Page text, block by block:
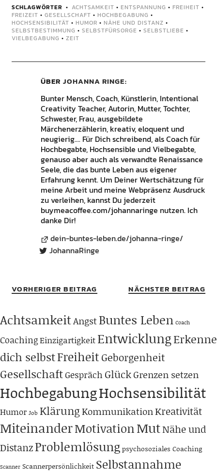
SCHLAGWÖRTER ACHTSAMKEIT • ENTSPANNUNG • FREIHEIT •
FREIZEIT • GESELLSCHAFT • HOCHBEGABUNG •
HOCHSENSIBILITÄT • HUMOR • NÄHE UND DISTANZ •
SELBSTBESTIMMUNG • SELBSTFÜRSORGE • SELBSTLIEBE •
VIELBEGABUNG • ZEIT
ÜBER JOHANNA RINGE
Bunter Mensch, Coach, Künstlerin, Intentional
Creativity Teacher, Autorin, Mutter, Tochter,
Schwester, Frau, ausgebildete
Märchenerzählerin, kreativ, eloquent und
neugierig.... Für Dich schreibend, als Coach für
Hochbegabte, Hochsensible und Vielbegabte,
genauso aber auch als verwandte Renaissance
Seele, die das bunte Leben aus eigener
Erfahrung kennt. Um Deiner Wertschätzung für
meine Arbeit und meine Webpräsenz Ausdruck
zu verleihen, kannst Du jederzeit
buymeacoffee.com/johannaringe nutzen. Ich
danke Dir!
dein-buntes-leben.de/johanna-ringe/
JohannaRinge
VORHERIGER BEITRAG NÄCHSTER BEITRAG
AchtsamkeitAngstBuntes Leben Coach
CoachingEinzigartigkeit EntwicklungErkenne
dich selbstFreiheit Geborgenheit
GesellschaftGespräch GlückGrenzen setzen
HochbegabungHochsensibilität
Humor Job KlärungKommunikationKreativität
MiteinanderMotivationMutNähe und
DistanzProblemlösungpsychosoziales Coaching
Scanner Scannerpersönlichkeit Selbstannahme